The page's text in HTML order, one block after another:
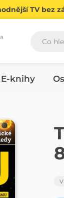
TV bez
E-knihy